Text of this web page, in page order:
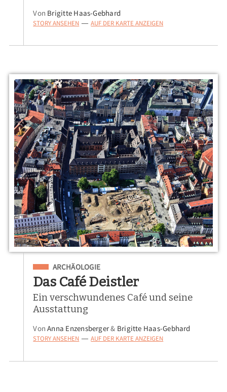
Von Brigitte Haas-Gebhard
STORY ANSEHEN — AUF DER KARTE ANZEIGEN
Eingeordnet unter
ARCHÄOLOGIE
Das Café Deistler
Ein verschwundenes Café und seine
Ausstattung
VonAnna Enzensberger& Brigitte Haas-Gebhard
STORY ANSEHEN — AUF DER KARTE ANZEIGEN